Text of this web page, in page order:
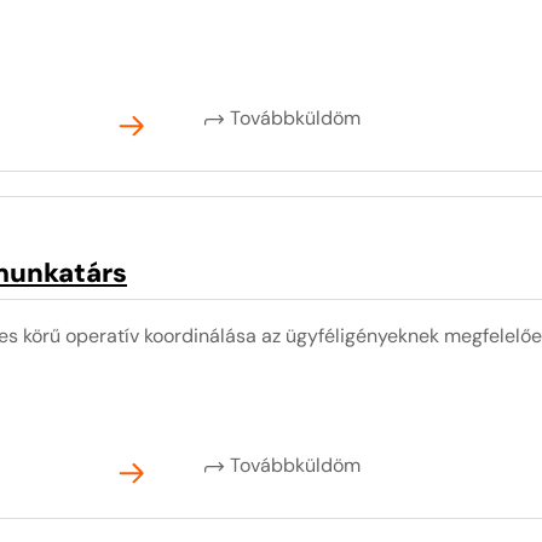
Továbbküldöm
körű operatív koordinálása az ügyféligényeknek
Továbbküldöm